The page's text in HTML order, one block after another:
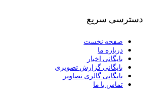
دسترسی سریع
صفحه نخست
درباره ما
بایگانی اخبار
بایگانی گزارش تصویری
بایگانی گالری تصاویر
تماس با ما